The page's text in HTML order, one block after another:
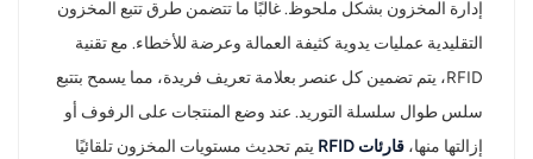
norsk
magyar
إدارة المخزون بشكل ملحوظ. غالبًا ما تتضمن طرق تتبع المخزون
التقليدية عمليات يدوية كثيفة العمالة وعرضة للأخطاء. مع تقنية
RFID، يتم تضمين كل عنصر بعلامة تعريف فريدة، مما يسمح بتتبع
سلس طوال سلسلة التوريد. عند وضع المنتجات على الرفوف أو
إزالتها منها،قارئات RFID
يتم تحديث مستويات المخزون تلقائيًا